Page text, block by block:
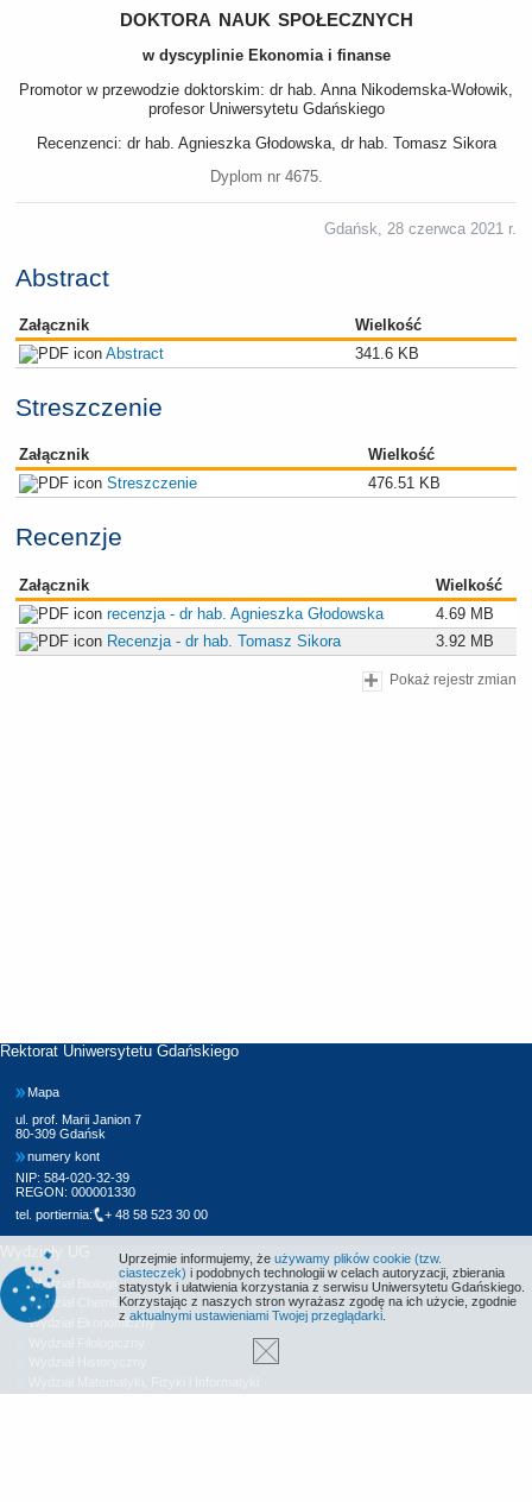
doktora nauk społecznych
w dyscyplinie Ekonomia i finanse
Promotor w przewodzie doktorskim: dr hab. Anna Nikodemska-Wołowik,
profesor Uniwersytetu Gdańskiego
Recenzenci: dr hab. Agnieszka Głodowska, dr hab. Tomasz Sikora
Dyplom nr 4675.
Gdańsk, 28 czerwca 2021 r.
Abstract
Załącznik
Wielkość
Abstract
341.6 KB
Streszczenie
Załącznik
Wielkość
Streszczenie
476.51 KB
Recenzje
Załącznik
Wielkość
recenzja - dr hab. Agnieszka Głodowska
4.69 MB
Recenzja - dr hab. Tomasz Sikora
3.92 MB
Pokaż rejestr zmian
Rektorat Uniwersytetu Gdańskiego
Mapa
ul. prof. Marii Janion 7
80-309 Gdańsk
numery kont
NIP: 584-020-32-39
REGON: 000001330
tel. portiernia:
+ 48 58 523 30 00
Wydziały UG
Wydział Biologii
Wydział Chemii
Wydział Ekonomiczny
Uprzejmie informujemy, że używamy plików cookie (tzw.
ciasteczek) i podobnych technologii w celach autoryzacji, zbierania
statystyk i ułatwienia korzystania z serwisu Uniwersytetu Gdańskiego.
Korzystając z naszych stron wyrażasz zgodę na ich użycie, zgodnie
z aktualnymi ustawieniami Twojej przeglądarki